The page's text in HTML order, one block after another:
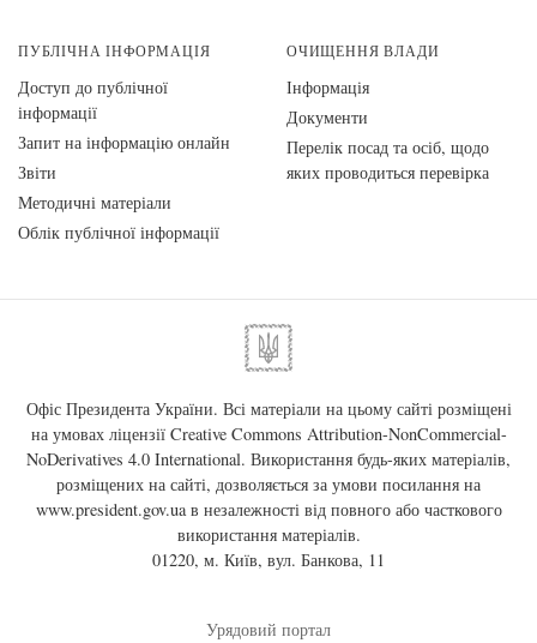
ПУБЛІЧНА ІНФОРМАЦІЯ
Доступ до публічної
інформації
Запит на інформацію онлайн
Звіти
Методичні матеріали
Облік публічної інформації
ОЧИЩЕННЯ ВЛАДИ
Інформація
Документи
Перелік посад та осіб, щодо
яких проводиться перевірка
Офіс Президента України. Всі матеріали на цьому сайті розміщені
на умовах ліцензії Creative Commons Attribution-NonCommercial-
NoDerivatives 4.0 International. Використання будь-яких матеріалів,
розміщених на сайті, дозволяється за умови посилання на
www.president.gov.uaв незалежності від повного або часткового
використання матеріалів.
01220, м. Київ, вул. Банкова, 11
Урядовий портал